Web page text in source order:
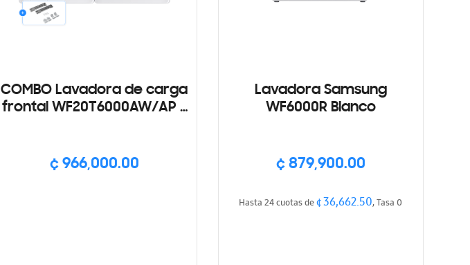
COMBO Lavadora de carga
frontal WF20T6000AW/AP +
¢ 966,000.00
Lavadora Samsung
WF6000R Blanco
¢ 879,900.00
Hasta 24 cuotas de¢ 36,662.50, Tasa 0